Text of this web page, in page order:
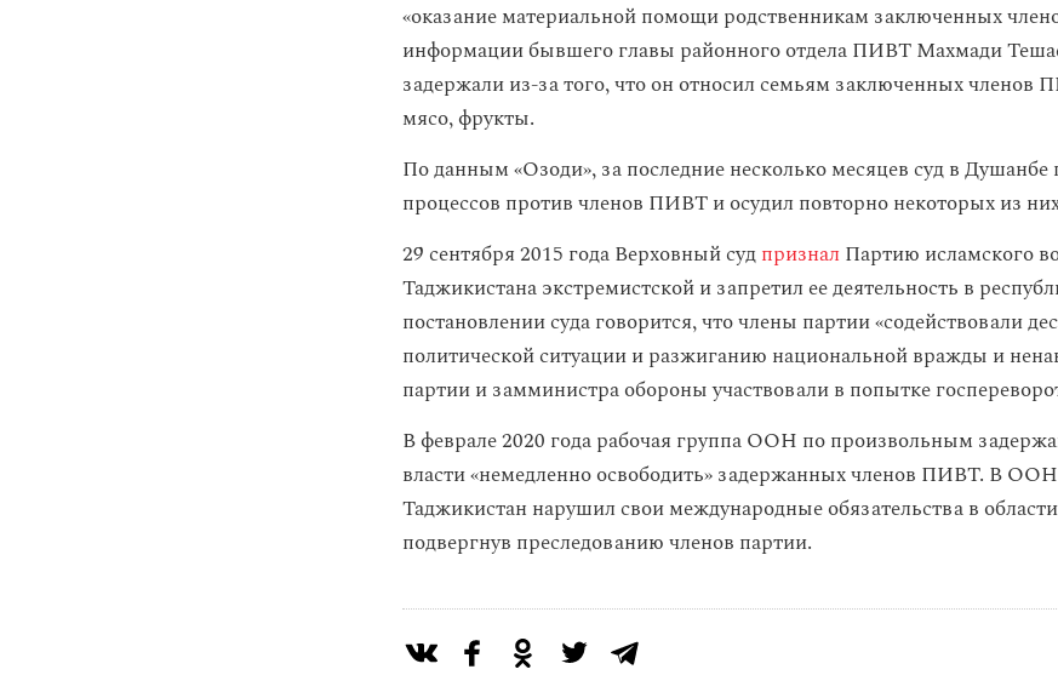
«оказание материальной помощи родственникам заключенных
информации бывшего главы районного отдела ПИВТ Махмади
задержали из-за того, что он относил семьям заключенных
мясо, фрукты.
По данным «Озоди», за последние несколько месяцев суд в Душанбе
процессов против членов ПИВТ и осудил повторно некоторых из
29 сентября 2015 года Верховный судпризнал Партию исламского
Таджикистана экстремистской и запретил ее деятельность в
постановлении суда говорится, что члены партии «содействовали
политической ситуации и разжиганию национальной вражды и
партии и замминистра обороны участвовали в попытке
В феврале 2020 года рабочая группа ООН по произвольным
власти «немедленно освободить» задержанных членов ПИВТ. В
Таджикистан нарушил свои международные обязательства в
подвергнув преследованию членов партии.